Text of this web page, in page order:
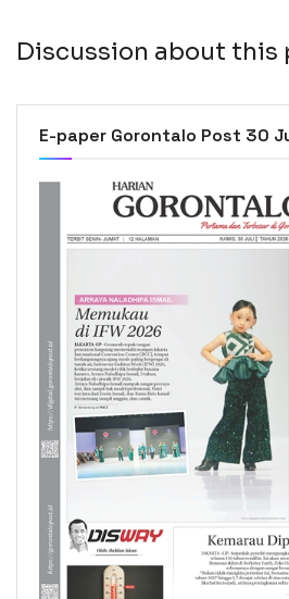
Discussion about this
E-paper Gorontalo Post 30